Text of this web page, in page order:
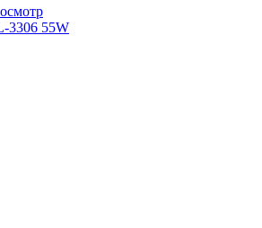
3306 55W